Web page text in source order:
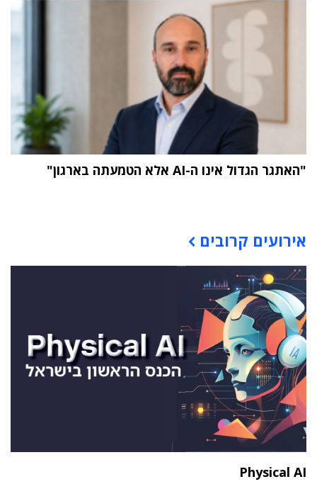
"האתגר הגדול אינו ה-AI אלא הטמעתה בארגון"
אירועים קרובים
Physical AI